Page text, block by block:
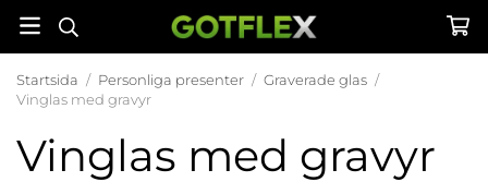
Startsida / Personliga presenter / Graverade glas /
Vinglas med gravyr
Vinglas med gravyr